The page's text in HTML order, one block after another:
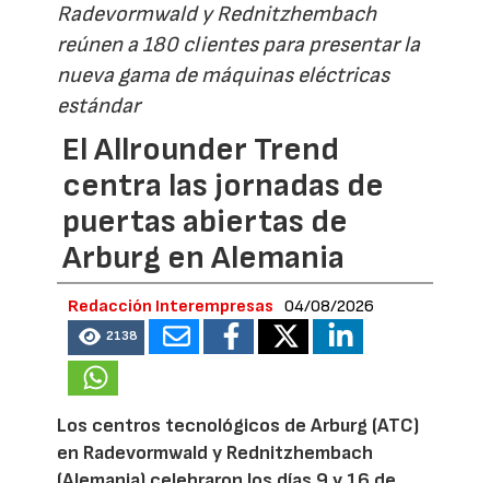
Radevormwald y Rednitzhembach
reúnen a 180 clientes para presentar la
nueva gama de máquinas eléctricas
estándar
El Allrounder Trend
centra las jornadas de
puertas abiertas de
Arburg en Alemania
Redacción Interempresas 04/08/2026
2138
Los centros tecnológicos de Arburg (ATC)
en Radevormwald y Rednitzhembach